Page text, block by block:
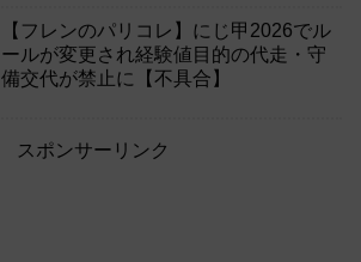
【フレンのパリコレ】にじ甲2026でル
ールが変更され経験値目的の代走・守
備交代が禁止に【不具合】
スポンサーリンク